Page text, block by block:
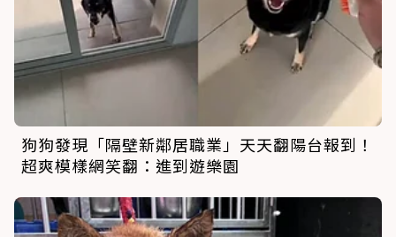
狗狗發現「隔壁新鄰居職業」天天翻陽台報到！
超爽模樣網笑翻：進到遊樂園